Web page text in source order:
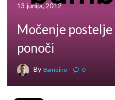
13 junija, 2012
Močenje postelje
ponoči
By Bambino 0